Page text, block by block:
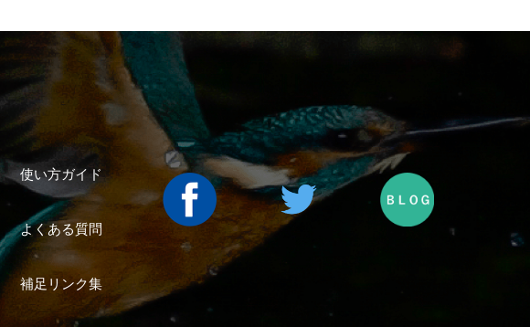
使い方ガイド
よくある質問
補足リンク集